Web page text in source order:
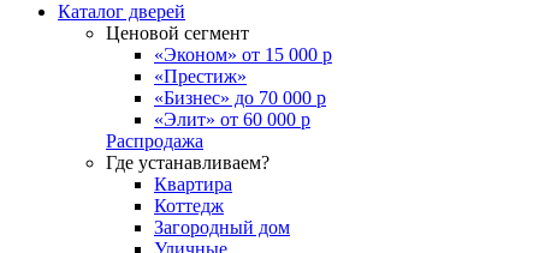
Каталог дверей
Ценовой сегмент
«Эконом» от 15 000 р
«Престиж»
«Бизнес» до 70 000 р
«Элит» от 60 000 р
Распродажа
Где устанавливаем?
Квартира
Коттедж
Загородный дом